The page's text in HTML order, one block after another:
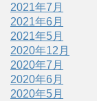
2021年7月
2021年6月
2021年5月
2020年12月
2020年7月
2020年6月
2020年5月